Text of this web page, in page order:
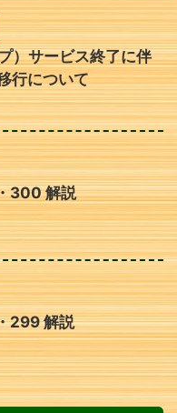
）サービス終了に伴
行について
300 解説
299 解説